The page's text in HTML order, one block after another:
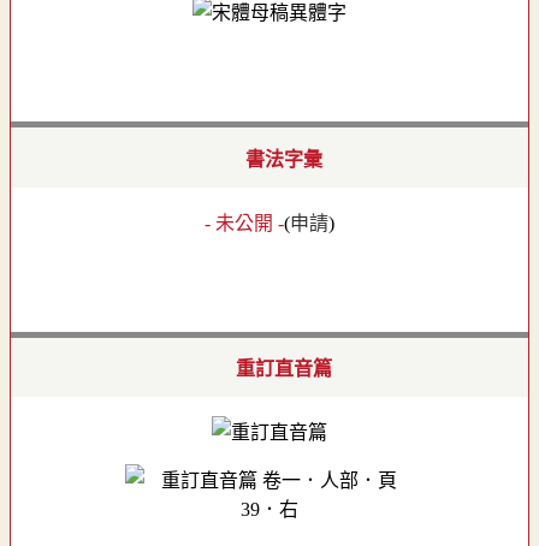
書法字彙
- 未公開 -(申請)
重訂直音篇